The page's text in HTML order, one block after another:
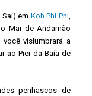
em Koh Phi Phi,
Mar de Andamão
você vislumbrará a
ao Pier da Baía de
penhascos de